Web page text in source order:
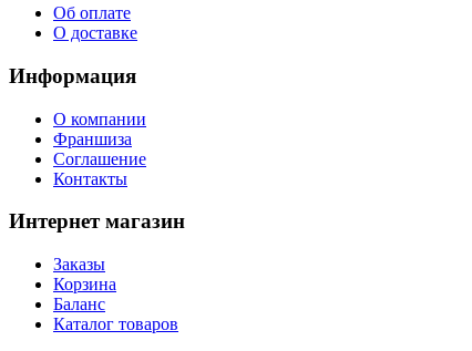
Об оплате
О доставке
Информация
О компании
Франшиза
Соглашение
Контакты
Интернет магазин
Заказы
Корзина
Баланс
Каталог товаров